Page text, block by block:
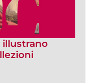
illustrano